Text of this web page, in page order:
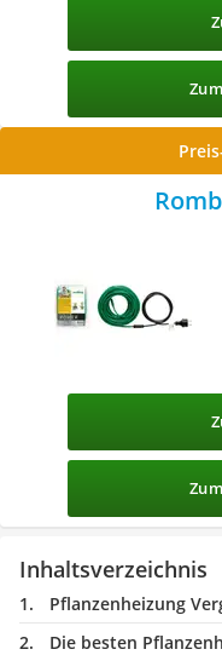
Inhaltsverzeichnis
Pflanzenheizung
Die besten